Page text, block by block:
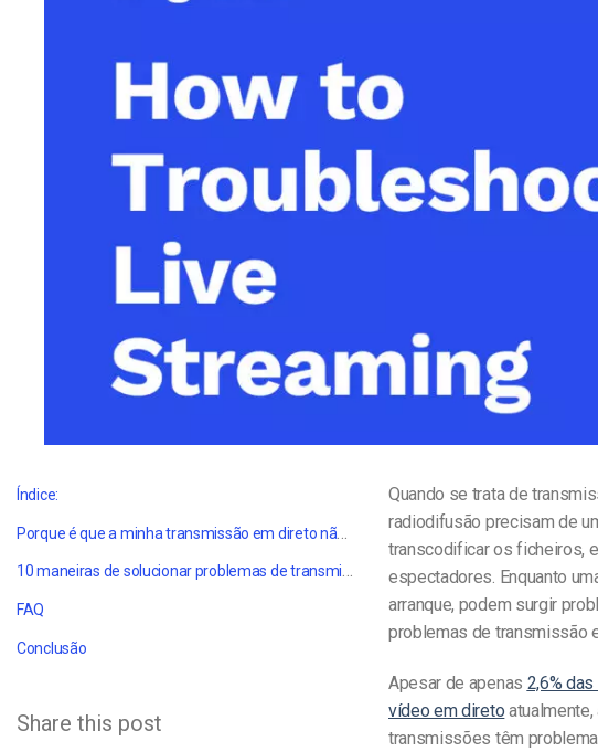
Privacidade e Segurança
Índice:
10 maneiras de solucionar problemas detransmissão em direto
FAQ
Conclusão
Share this post
Quando se trata de
radiodifusão precisam de
transcodificar os ficheiros,
espectadores. Enquanto
arranque, podem surgir
problemas de transmissão
Apesar de apenas 2,6%
vídeo em direto
transmissões têm